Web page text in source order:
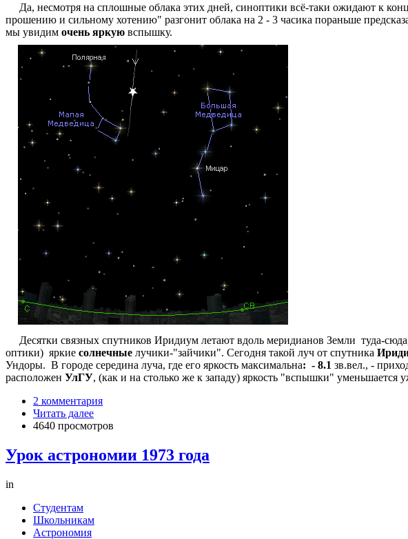
Да, несмотря на сплошные облака этих дней, синоптики всё-таки ожидают к
прошению и сильному хотению" разгонит облака на 2 - 3 часика пораньше
мы увидим очень яркую вспышку.
Десятки связных спутников Иридиум летают вдоль меридианов Земли туда-
оптики) яркие солнечные лучики-"зайчики". Сегодня такой луч от спутника
Ундоры. В городе середина луча, где его яркость максимальна: - 8.1 зв.вел., -
расположен УлГУ, (как и на столько же к западу) яркость "вспышки" уменьшается
2 комментария
Читать далее
4640 просмотров
Урок астрономии 1973 года
in
Студентам
Школьникам
Астрономия